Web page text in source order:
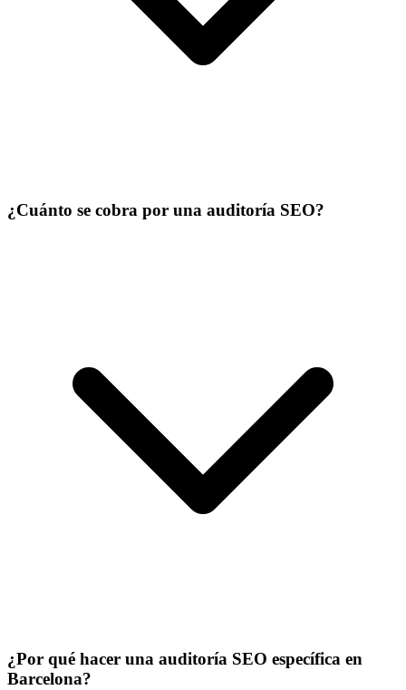
¿Cuánto se cobra por una auditoría SEO?
¿Por qué hacer una auditoría SEO específica en
Barcelona?